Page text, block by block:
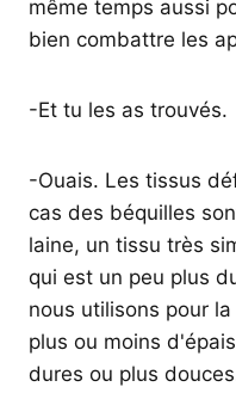
même temps aussi
bien combattre les
-Et tu les as trouvés.
-Ouais. Les tissus
cas des béquilles
laine, un tissu très
qui est un peu plus
nous utilisons pour
plus ou moins
dures ou plus